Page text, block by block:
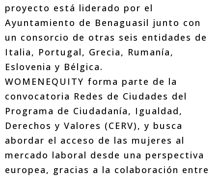
proyecto está liderado por el
Ayuntamiento de Benaguasil junto con
un consorcio de otras seis entidades de
Italia, Portugal, Grecia, Rumanía,
Eslovenia y Bélgica.
WOMENEQUITY forma parte de la
convocatoria Redes de Ciudades del
Programa de Ciudadanía, Igualdad,
Derechos y Valores (CERV), y busca
abordar el acceso de las mujeres al
mercado laboral desde una perspectiva
europea, gracias a la colaboración entre